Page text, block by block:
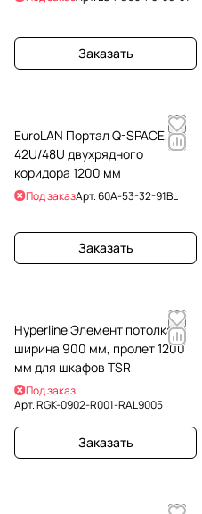
Заказать
EuroLAN Портал Q-SPACE,
42U/48U двухрядного
коридора 1200 мм
Под заказАрт.60A-53-32-91BL
Заказать
Hyperline Элемент потолка
ширина 900 мм, пролет 1200
мм для шкафов TSR
Под заказ
Арт.RGK-0902-R001-RAL9005
Заказать